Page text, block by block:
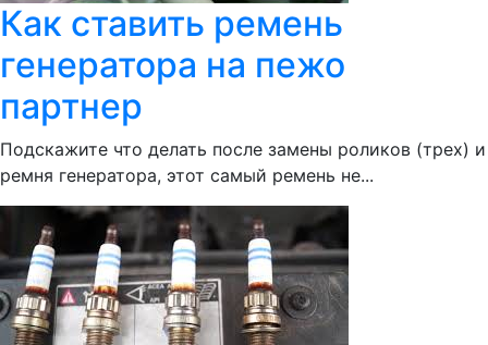
Как ставить ремень
генератора на пежо
партнер
Подскажите что делать после замены роликов (трех) и
ремня генератора, этот самый ремень не...